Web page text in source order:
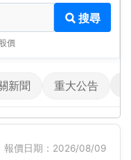
搜尋
價
新聞 重大公告
報價日期：2026/08/09